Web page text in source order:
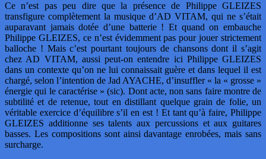
Ce n’est pas peu dire que la présence de Philippe GLEIZES
transfigure complètement la musique d’AD VITAM, qui ne s’était
auparavant jamais dotée d’une batterie ! Et quand on embauche
Philippe GLEIZES, ce n’est évidemment pas pour jouer strictement
balloche ! Mais c’est pourtant toujours de chansons dont il s’agit
chez AD VITAM, aussi peut-on entendre ici Philippe GLEIZES
dans un contexte qu’on ne lui connaissait guère et dans lequel il est
chargé, selon l’intention de Jad AYACHE, d’insuffler « la « grosse »
énergie qui le caractérise » (sic). Dont acte, non sans faire montre de
subtilité et de retenue, tout en distillant quelque grain de folie, un
véritable exercice d’équilibre s’il en est ! Et tant qu’à faire, Philippe
GLEIZES additionne ses talents aux percussions et aux guitares
basses. Les compositions sont ainsi davantage enrobées, mais sans
surcharge.